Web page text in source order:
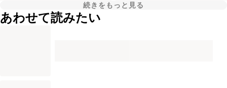
続きをもっと見る
あわせて読みたい